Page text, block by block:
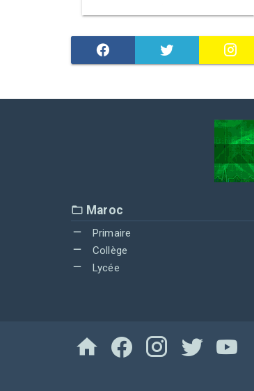
Maroc
Primaire
Collège
Lycée